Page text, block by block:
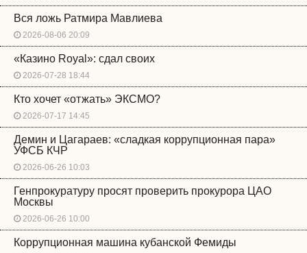
Вся ложь Ратмира Мавлиева
2026-08-06 20:09
«Казино Royal»: сдал своих
2026-07-28 18:44
Кто хочет «отжать» ЭКСМО?
2026-07-17 14:45
Демин и Цагараев: «сладкая коррупционная пара»
УФСБ КЧР
2026-06-26 10:03
Генпрокуратуру просят проверить прокурора ЦАО
Москвы
2026-06-26 10:00
Коррупционная машина кубанской Фемиды